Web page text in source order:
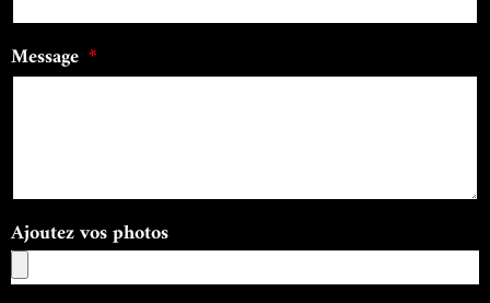
Message
Ajoutez vos photos